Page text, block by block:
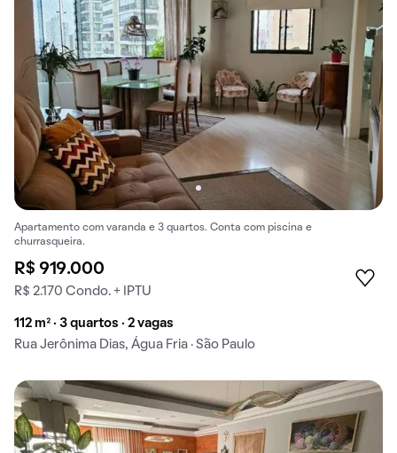
Apartamento com varanda e 3 quartos. Conta com piscina e
churrasqueira.
R$ 919.000
R$ 2.170 Condo. + IPTU
112 m² · 3 quartos · 2 vagas
Rua Jerônima Dias, Água Fria · São Paulo